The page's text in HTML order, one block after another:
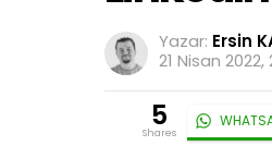
Yazar: Ersin
21 Nisan 2022,
5
shares